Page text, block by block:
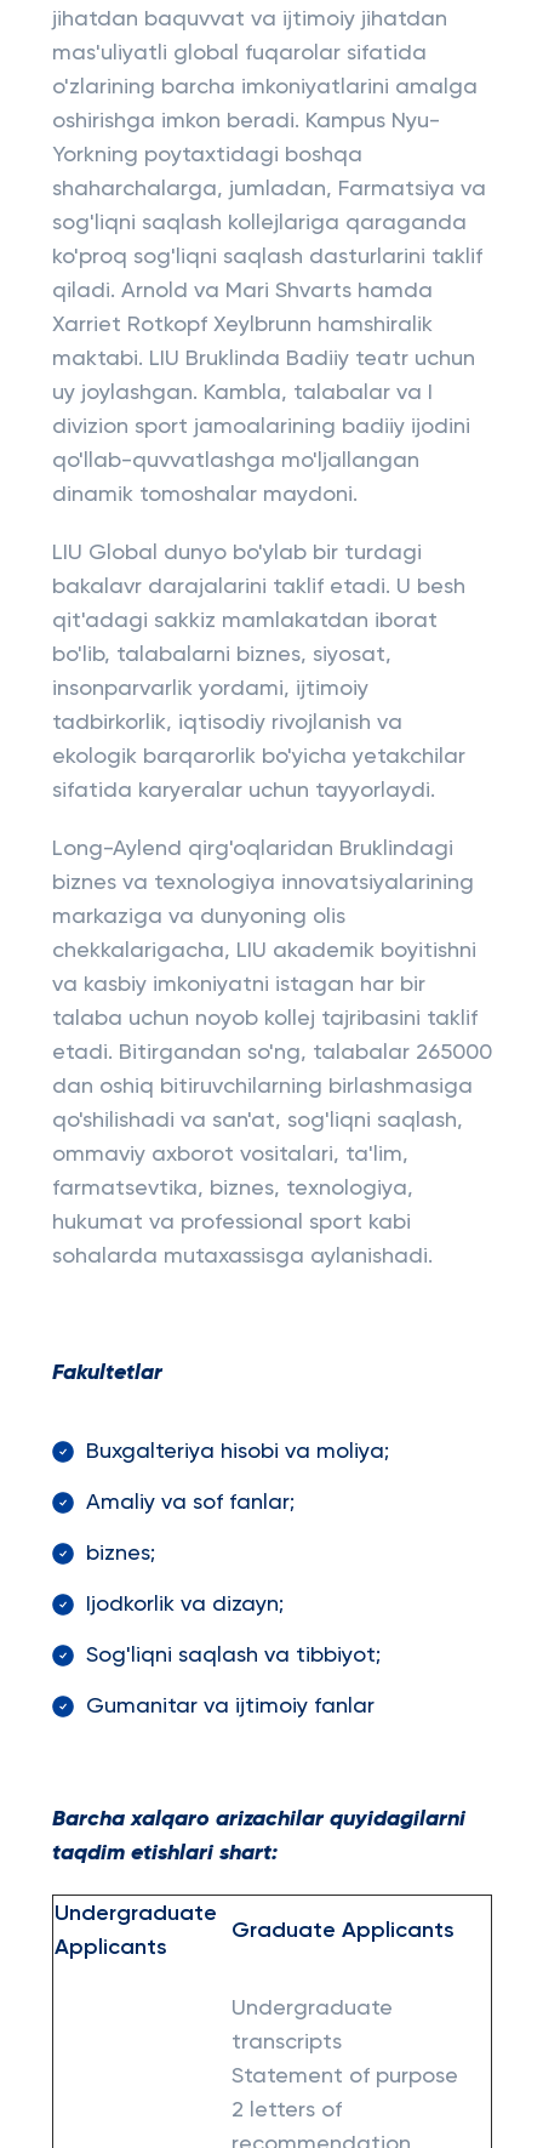
jihatdan baquvvat va ijtimoiy jihatdan
mas'uliyatli global fuqarolar sifatida
o'zlarining barcha imkoniyatlarini amalga
oshirishga imkon beradi. Kampus Nyu-
Yorkning poytaxtidagi boshqa
shaharchalarga, jumladan, Farmatsiya va
sog'liqni saqlash kollejlariga qaraganda
ko'proq sog'liqni saqlash dasturlarini taklif
qiladi. Arnold va Mari Shvarts hamda
Xarriet Rotkopf Xeylbrunn hamshiralik
maktabi. LIU Bruklinda Badiiy teatr uchun
uy joylashgan. Kambla, talabalar va I
divizion sport jamoalarining badiiy ijodini
qo'llab-quvvatlashga mo'ljallangan
dinamik tomoshalar maydoni.
LIU Global dunyo bo'ylab bir turdagi
bakalavr darajalarini taklif etadi. U besh
qit'adagi sakkiz mamlakatdan iborat
bo'lib, talabalarni biznes, siyosat,
insonparvarlik yordami, ijtimoiy
tadbirkorlik, iqtisodiy rivojlanish va
ekologik barqarorlik bo'yicha yetakchilar
sifatida karyeralar uchun tayyorlaydi.
Long-Aylend qirg'oqlaridan Bruklindagi
biznes va texnologiya innovatsiyalarining
markaziga va dunyoning olis
chekkalarigacha, LIU akademik boyitishni
va kasbiy imkoniyatni istagan har bir
talaba uchun noyob kollej tajribasini taklif
etadi. Bitirgandan so'ng, talabalar 265000
dan oshiq bitiruvchilarning birlashmasiga
qo'shilishadi va san'at, sog'liqni saqlash,
ommaviy axborot vositalari, ta'lim,
farmatsevtika, biznes, texnologiya,
hukumat va professional sport kabi
sohalarda mutaxassisga aylanishadi.
Fakultetlar
Buxgalteriya hisobi va moliya;
Amaliy va sof fanlar;
biznes;
Ijodkorlik va dizayn;
Sog'liqni saqlash va tibbiyot;
Gumanitar va ijtimoiy fanlar
Barcha xalqaro arizachilar quyidagilarni
taqdim etishlari shart:
Undergraduate
Applicants
Graduate Applicants
Undergraduate
transcripts
Statement of purpose
2 letters of